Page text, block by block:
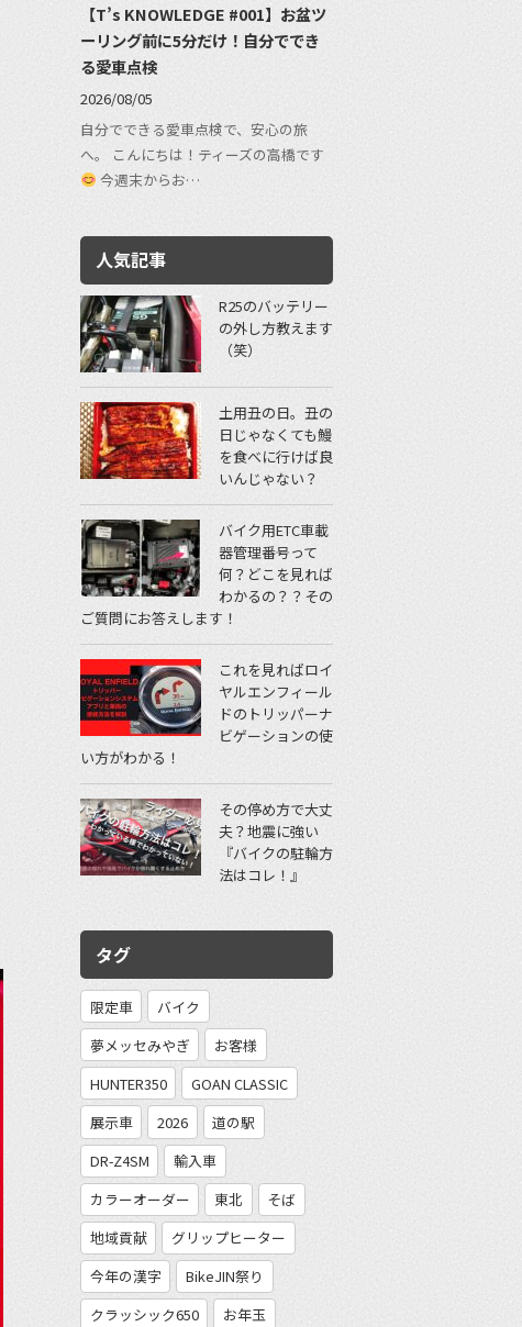
【T’s KNOWLEDGE #001】お盆ツ
ーリング前に5分だけ！自分ででき
る愛車点検
2026/08/05
自分でできる愛車点検で、安心の旅
へ。 こんにちは！ティーズの高橋です
今週末からお…
人気記事
R25のバッテリー
の外し方教えます
（笑）
土用丑の日。丑の
日じゃなくても鰻
を食べに行けば良
いんじゃない？
バイク用ETC車載
器管理番号って
何？どこを見れば
わかるの？？その
ご質問にお答えします！
これを見ればロイ
ヤルエンフィール
ドのトリッパーナ
ビゲーションの使
い方がわかる！
その停め方で大丈
夫？地震に強い
『バイクの駐輪方
法はコレ！』
タグ
限定車
バイク
夢メッセみやぎ
お客様
HUNTER350
GOAN CLASSIC
展示車
2026
道の駅
DR-Z4SM
輸入車
カラーオーダー
東北
そば
地域貢献
グリップヒーター
今年の漢字
BikeJIN祭り
クラッシック650
お年玉